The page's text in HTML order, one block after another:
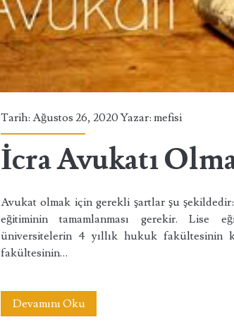
Tarih: Ağustos 26, 2020 Yazar:mefisi
İcra Avukatı
Avukat olmak için gerekli şartlar şu
eğitiminin tamamlanması gerekir. Lise
üniversitelerin 4 yıllık hukuk fakültesinin
fakültesinin…
Devamını Okuİcra